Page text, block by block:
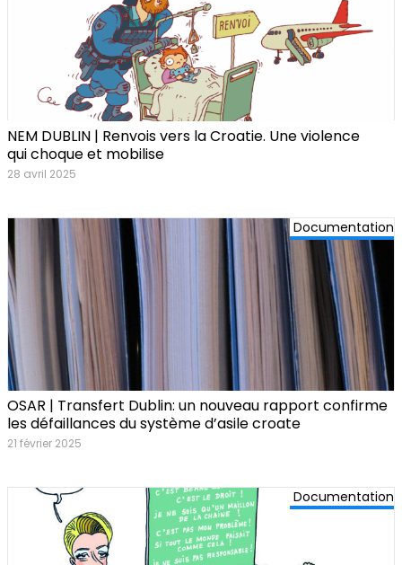
NEM DUBLIN | Renvois vers la Croatie. Une violence
qui choque et mobilise
28 avril 2025
Documentation
OSAR | Transfert Dublin: un nouveau rapport confirme
les défaillances du système d’asile croate
21 février 2025
Documentation